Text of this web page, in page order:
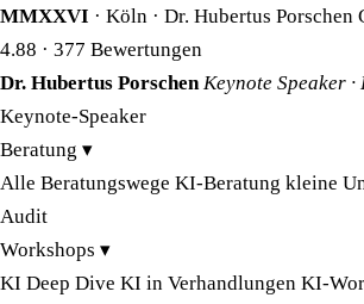
MMXXVI · Köln · Dr. Hubertus Porschen
4.88 · 377 Bewertungen
Dr. Hubertus Porschen Keynote Speaker
Keynote-Speaker
Beratung ▾
Alle Beratungswege KI-Beratung kleine
Audit
Workshops ▾
KI Deep Dive KI in Verhandlungen KI-